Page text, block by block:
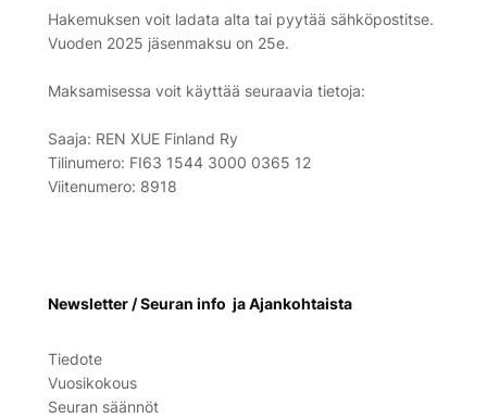
Hakemuksen voit ladata alta tai pyytää sähköpostitse.
Vuoden 2025 jäsenmaksu on 25e.
Maksamisessa voit käyttää seuraavia tietoja:
Saaja: REN XUE Finland Ry
Tilinumero: FI63 1544 3000 0365 12
Viitenumero: 8918
Newsletter / Seuran info ja Ajankohtaista
Tiedote
Vuosikokous
Seuran säännöt